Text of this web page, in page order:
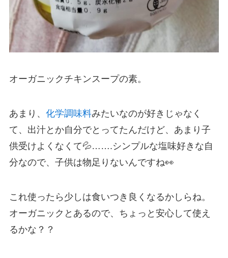
オーガニックチキンスープの素。
あまり、 化学調味料みたいなのが好きじゃなく
て、出汁とか自分でとってたんだけど、あまり子
供受けよくなくて💦…….シンプルな塩味好きな自
分なので、子供は物足りないんですね👀
これ使ったら少しは食いつき良くなるかしらね。
オーガニックとあるので、ちょっと安心して使え
るかな？？